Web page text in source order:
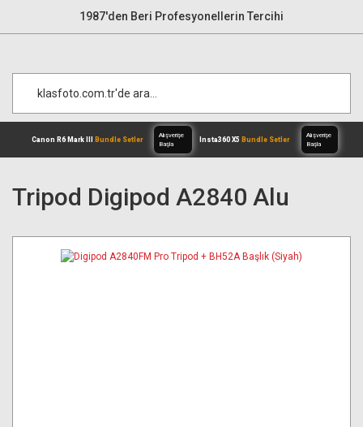
1987'den Beri Profesyonellerin Tercihi
Başla
Tripod Digipod A2840 Alu